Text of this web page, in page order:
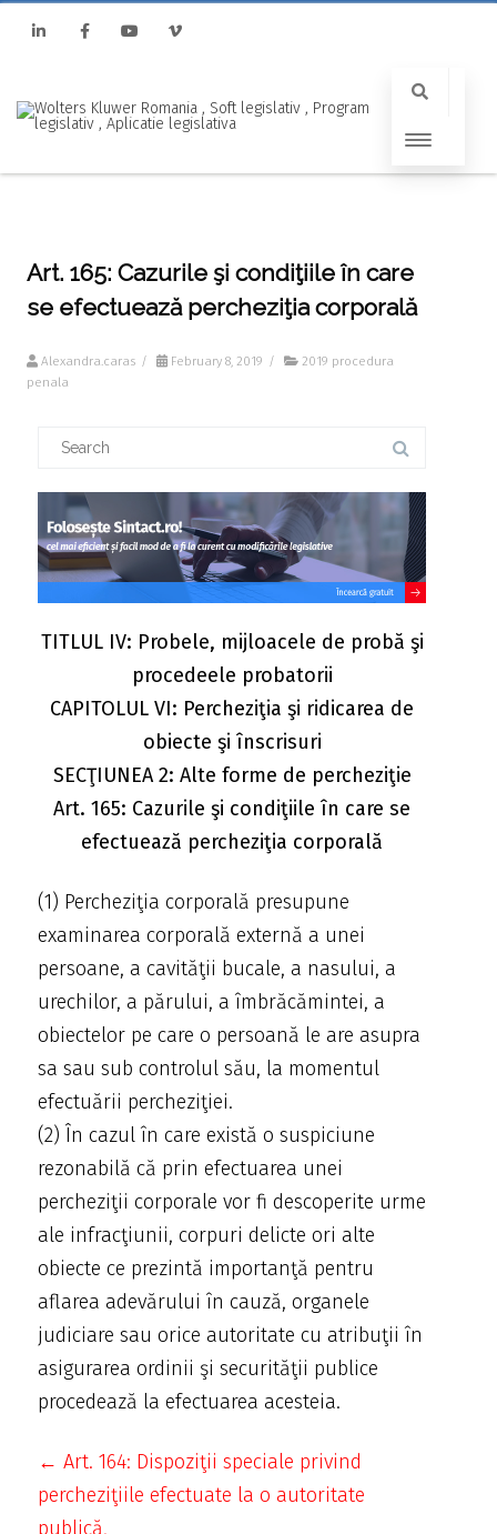
Art. 165: Cazurile şi condiţiile în care
se efectuează percheziţia corporală
Alexandra.caras / February 8, 2019 /
2019 procedura
penala
TITLUL IV: Probele, mijloacele de probă şi
procedeele probatorii
CAPITOLUL VI: Percheziţia şi ridicarea de
obiecte şi înscrisuri
SECŢIUNEA 2: Alte forme de percheziţie
Art. 165: Cazurile şi condiţiile în care se
efectuează percheziţia corporală
(1) Percheziţia corporală presupune
examinarea corporală externă a unei
persoane, a cavităţii bucale, a nasului, a
urechilor, a părului, a îmbrăcămintei, a
obiectelor pe care o persoană le are asupra
sa sau sub controlul său, la momentul
efectuării percheziţiei.
(2) În cazul în care există o suspiciune
rezonabilă că prin efectuarea unei
percheziţii corporale vor fi descoperite urme
ale infracţiunii, corpuri delicte ori alte
obiecte ce prezintă importanţă pentru
aflarea adevărului în cauză, organele
judiciare sau orice autoritate cu atribuţii în
asigurarea ordinii şi securităţii publice
procedează la efectuarea acesteia.
← Art. 164: Dispoziţii speciale privind
percheziţiile efectuate la o autoritate
publică,